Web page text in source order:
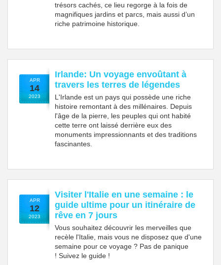
trésors cachés, ce lieu regorge à la fois de
magnifiques jardins et parcs, mais aussi d’un
riche patrimoine historique.
APR
14
2023
Irlande: Un voyage envoûtant à
travers les terres de légendes
L'Irlande est un pays qui possède une riche
histoire remontant à des millénaires. Depuis
l'âge de la pierre, les peuples qui ont habité
cette terre ont laissé derrière eux des
monuments impressionnants et des traditions
fascinantes.
APR
12
2023
Visiter l'Italie en une semaine : le
guide ultime pour un itinéraire de
rêve en 7 jours
Vous souhaitez découvrir les merveilles que
recèle l'Italie, mais vous ne disposez que d'une
semaine pour ce voyage ? Pas de panique
! Suivez le guide !